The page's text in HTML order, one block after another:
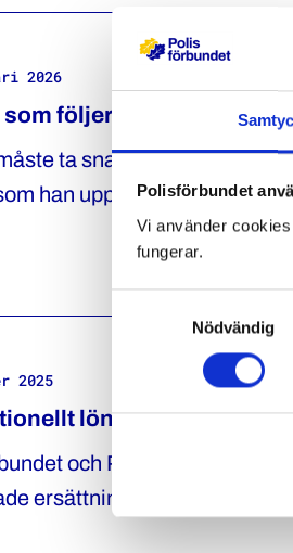
Polisförbundet
Vi använder
fungerar.
Nödvändig
2026
följer riktlinjer för att
ta snabba beslut i
han uppfattade hade
Polisförbundet
2025
löneavtal för poliser
och Polismyndigheten
ersättningar för obekväm